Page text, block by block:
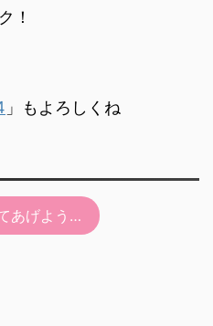
！
」もよろしくね
あげよう…